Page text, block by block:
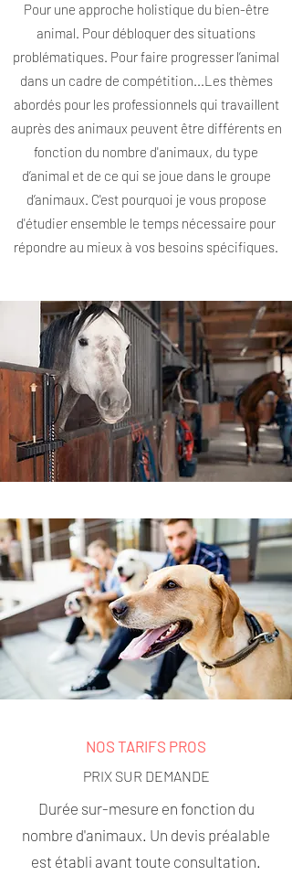
Pour une approche holistique du bien-être
animal. Pour débloquer des situations
problématiques. Pour faire progresser l’animal
dans un cadre de compétition...Les thèmes
abordés pour les professionnels qui travaillent
auprès des animaux peuvent être différents en
fonction du nombre d'animaux, du type
d’animal et de ce qui se joue dans le groupe
d’animaux. C'est pourquoi je vous propose
d'étudier ensemble le temps nécessaire pour
répondre au mieux à vos besoins spécifiques.
NOS TARIFS PROS
PRIX SUR DEMANDE
Durée sur-mesure en fonction du
nombre d'animaux. Un devis préalable
est établi avant toute consultation.